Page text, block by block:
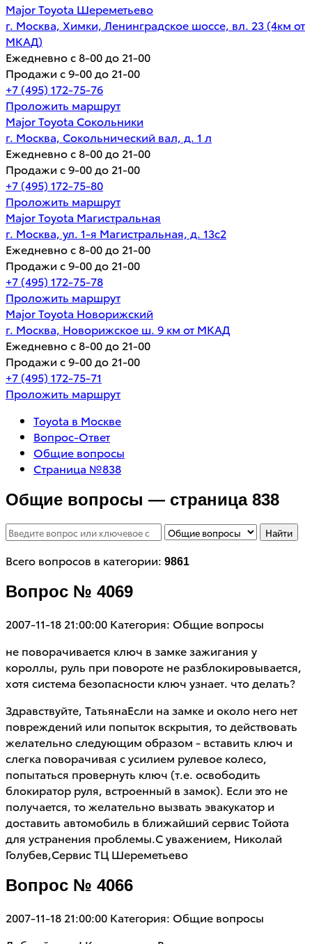
Major Toyota Шереметьево
г. Москва, Химки, Ленинградское шоссе, вл. 23 (4км от
МКАД)
Ежедневно с 8-00 до 21-00
Продажи с 9-00 до 21-00
+7 (495) 172-75-76
Проложить маршрут
Major Toyota Сокольники
г. Москва, Сокольнический вал, д. 1 л
Ежедневно с 8-00 до 21-00
Продажи с 9-00 до 21-00
+7 (495) 172-75-80
Проложить маршрут
Major Toyota Магистральная
г. Москва, ул. 1-я Магистральная, д. 13с2
Ежедневно с 8-00 до 21-00
Продажи с 9-00 до 21-00
+7 (495) 172-75-78
Проложить маршрут
Major Toyota Новорижский
г. Москва, Новорижское ш. 9 км от МКАД
Ежедневно с 8-00 до 21-00
Продажи с 9-00 до 21-00
+7 (495) 172-75-71
Проложить маршрут
Toyota в Москве
Вопрос-Ответ
Общие вопросы
Страница №838
Общие вопросы — страница 838
Найти
Всего вопросов в категории: 9861
Вопрос № 4069
2007-11-18 21:00:00 Категория: Общие вопросы
не поворачивается ключ в замке зажигания у
короллы, руль при повороте не разблокировывается,
хотя система безопасности ключ узнает. что делать?
Здравствуйте, ТатьянаЕсли на замке и около него нет
повреждений или попыток вскрытия, то действовать
желательно следующим образом - вставить ключ и
слегка поворачивая с усилием рулевое колесо,
попытаться провернуть ключ (т.е. освободить
блокиратор руля, встроенный в замок). Если это не
получается, то желательно вызвать эвакукатор и
доставить автомобиль в ближайший сервис Тойота
для устранения проблемы.С уважением, Николай
Голубев,Сервис ТЦ Шереметьево
Вопрос № 4066
2007-11-18 21:00:00 Категория: Общие вопросы